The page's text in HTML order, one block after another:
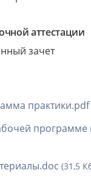
аттестации
зачет
практики.pdf
программе
(31,5